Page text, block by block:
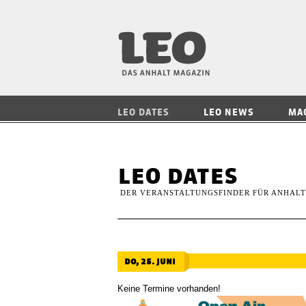
LEO DATES LEO NEWS
leo dates
DER VERANSTALTUNGSFINDER FÜR ANHALT
do, 25. juni
Keine Termine vorhanden!